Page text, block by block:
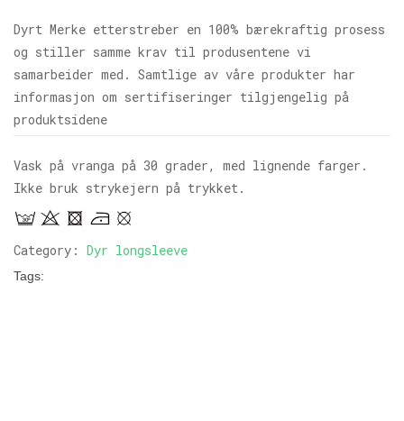
Dyrt Merke etterstreber en 100% bærekraftig prosess
og stiller samme krav til produsentene vi
samarbeider med. Samtlige av våre produkter har
informasjon om sertifiseringer tilgjengelig på
produktsidene
Vask på vranga på 30 grader, med lignende farger.
Ikke bruk strykejern på trykket.
Category: Dyr longsleeve
Tags: